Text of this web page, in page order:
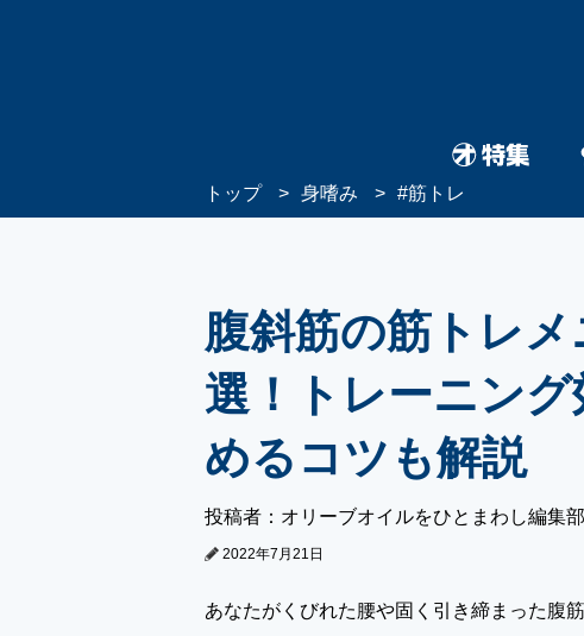
トップ 身嗜み #筋トレ
腹斜筋の筋トレ
選！トレーニン
めるコツも解説
投稿者：オリーブオイルをひとまわし編集部
2022年7月21日
あなたがくびれた腰や固く引き締まった腹